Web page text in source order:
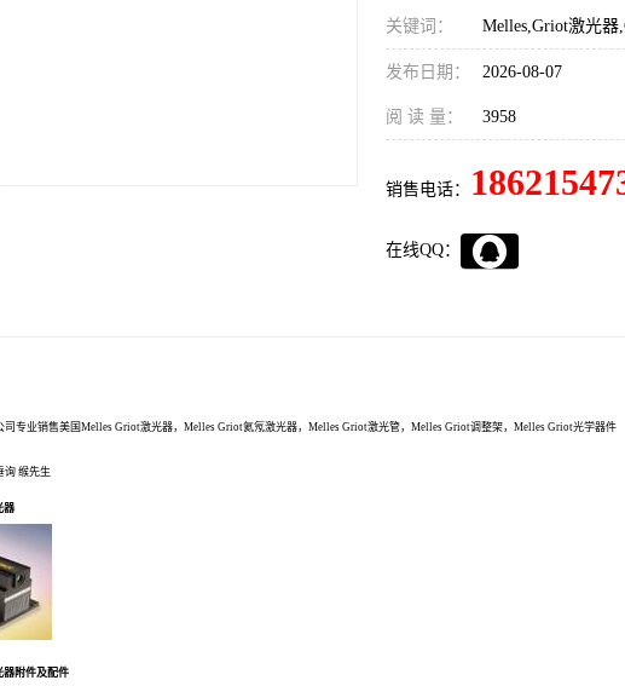
关键词： Melles,Griot激光
发布日期： 2026-08-07
阅 读 量： 3958
销售电话：
在线QQ：
司专业销售美国Melles Griot激光器，Melles Griot氦氖激光器，Melles Griot激光管，Melles Griot调整架，Melles Griot光学器件
询 缑先生
器
附件及配件